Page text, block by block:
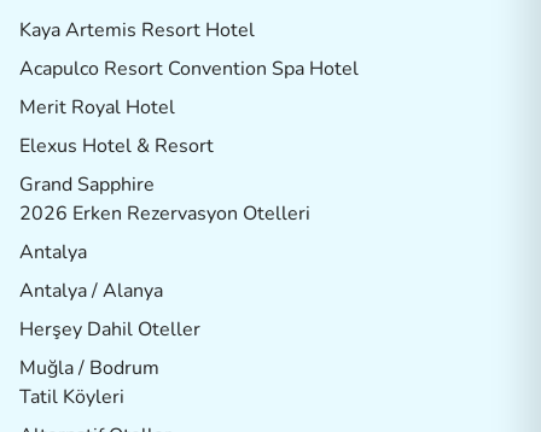
Kaya Artemis Resort Hotel
Acapulco Resort Convention Spa Hotel
Merit Royal Hotel
Elexus Hotel & Resort
Grand Sapphire
2026 Erken Rezervasyon Otelleri
Antalya
Antalya / Alanya
Herşey Dahil Oteller
Muğla / Bodrum
Tatil Köyleri